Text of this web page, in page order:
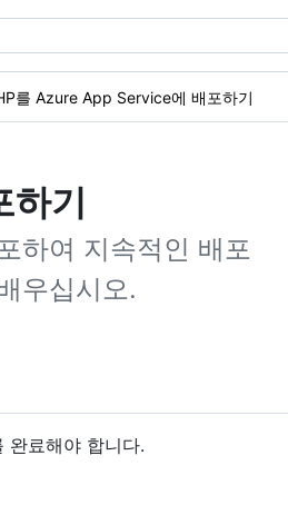
를 Azure App Service에 배포하기
하기
하여 지속적인 배포
우십시오.
료해야 합니다.